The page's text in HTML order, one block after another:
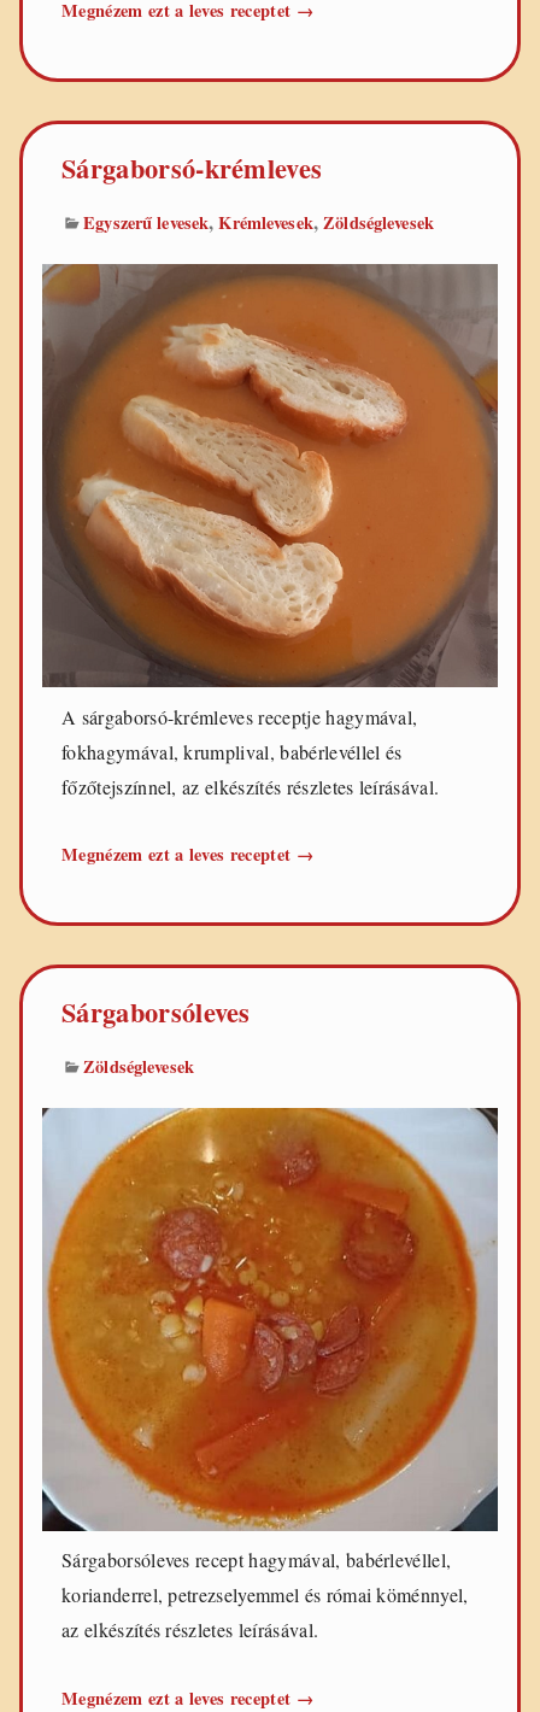
Megnézem ezt a leves receptet Vöröslencse-
→
Sárgaborsó-krémleves
Egyszerű levesek,Krémlevesek,Zöldséglevesek
A sárgaborsó-krémleves receptje hagymával,
fokhagymával, krumplival, babérlevéllel és
főzőtejszínnel, az elkészítés részletes leírásával.
Megnézem ezt a leves receptet Sárgaborsó-
→
Sárgaborsóleves
Zöldséglevesek
Sárgaborsóleves recept hagymával, babérlevéllel,
korianderrel, petrezselyemmel és római köménnyel,
az elkészítés részletes leírásával.
Megnézem ezt a leves receptet Sárgaborsóleves
→